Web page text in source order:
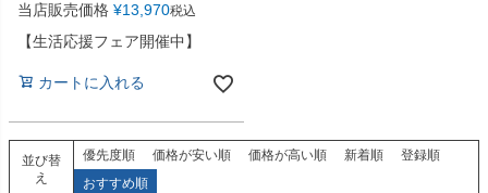
当店販売価格 ¥13,970税込
【生活応援フェア開催中】
カートに入れる
並び替
え
優先度順 価格が安い順 価格が高い順 新着順
登録順
おすすめ順